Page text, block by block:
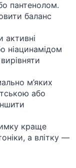
пантенолом.
баланс
активні
ніацинамідом
м’яких
або
краще
а влітку —